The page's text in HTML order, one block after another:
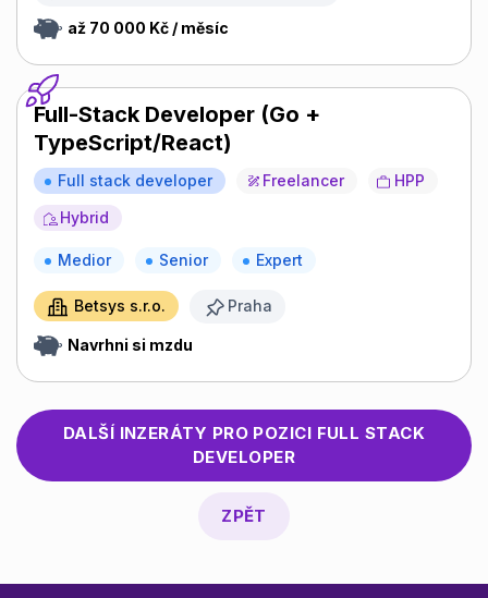
až 70 000 Kč / měsíc
Full-Stack Developer (Go +
TypeScript/React)
Full stack developer Freelancer
HPP
Hybrid
Medior Senior Expert
Betsys s.r.o. Praha
Navrhni si mzdu
DALŠÍ INZERÁTY PRO POZICI FULL STACK
DEVELOPER
ZPĚT